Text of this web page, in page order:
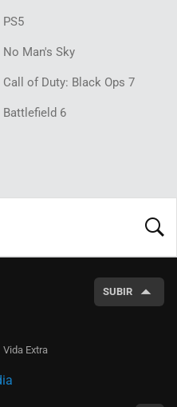
PS5
No Man's Sky
Call of Duty: Black Ops 7
Battlefield 6
SUBIR
Vida Extra